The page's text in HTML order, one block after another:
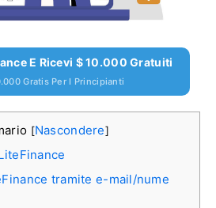
E Ricevi $ 10.000 Gratuiti
Gratis Per I Principianti
[Nascondere]
tramite e-mail/nume